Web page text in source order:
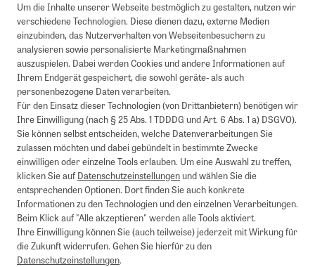
Um die Inhalte unserer Webseite bestmöglich zu gestalten, nutzen wir
verschiedene Technologien. Diese dienen dazu, externe Medien
einzubinden, das Nutzerverhalten von Webseitenbesuchern zu
analysieren sowie personalisierte Marketingmaßnahmen
auszuspielen. Dabei werden Cookies und andere Informationen auf
Ihrem Endgerät gespeichert, die sowohl geräte- als auch
personenbezogene Daten verarbeiten.
Für den Einsatz dieser Technologien (von Drittanbietern) benötigen wir
Ihre Einwilligung (nach § 25 Abs. 1 TDDDG und Art. 6 Abs. 1 a) DSGVO).
Sie können selbst entscheiden, welche Datenverarbeitungen Sie
zulassen möchten und dabei gebündelt in bestimmte Zwecke
einwilligen oder einzelne Tools erlauben. Um eine Auswahl zu treffen,
klicken Sie aufDatenschutzeinstellungenund wählen Sie die
entsprechenden Optionen. Dort finden Sie auch konkrete
Informationen zu den Technologien und den einzelnen Verarbeitungen.
Beim Klick auf "Alle akzeptieren" werden alle Tools aktiviert.
Ihre Einwilligung können Sie (auch teilweise) jederzeit mit Wirkung für
die Zukunft widerrufen. Gehen Sie hierfür zu den
Datenschutzeinstellungen.
Mindestbestellwert von 50€. Nicht anwendbar auf Produkte, die der
Buchpreisbindung unterliegen, ZEIT-Akademie, e-Books. Keine
Barauszahlung möglich. Nicht mit weiteren Gutscheinen/Rabatten
kombinierbar.
Briefsendungen sind vom kostenlosen Rückversand ausgeschlossen.
Weitere Informationen zu Rücksendungen finden Sie hier.
Alle Preise inkl. gesetzl. MwSt. zzgl. Versandkosten
Instagram Pinterest